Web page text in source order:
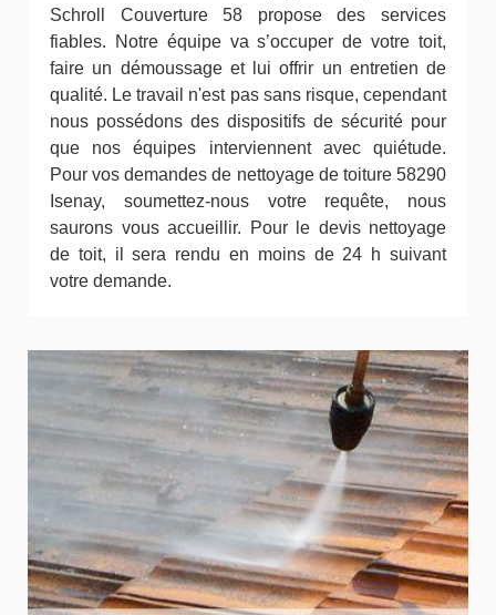
Schroll Couverture 58 propose des services
fiables. Notre équipe va s’occuper de votre toit,
faire un démoussage et lui offrir un entretien de
qualité. Le travail n'est pas sans risque, cependant
nous possédons des dispositifs de sécurité pour
que nos équipes interviennent avec quiétude.
Pour vos demandes de nettoyage de toiture 58290
Isenay, soumettez-nous votre requête, nous
saurons vous accueillir. Pour le devis nettoyage
de toit, il sera rendu en moins de 24 h suivant
votre demande.